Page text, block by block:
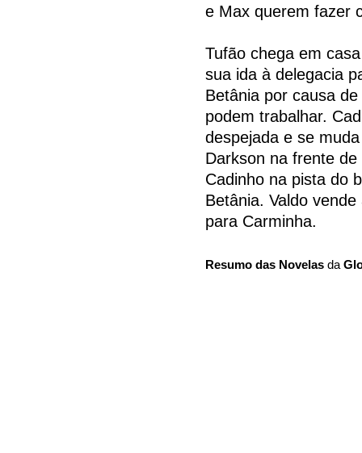
e Max querem fazer
Tufão chega em
sua ida à delegacia
Betânia por causa
podem trabalhar.
despejada e se
Darkson na frente
Cadinho na pista do
Betânia. Valdo
para Carminha.
Resumo das Novelas da